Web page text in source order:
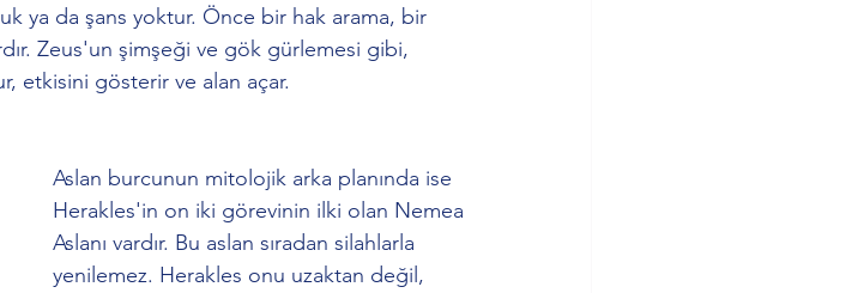
ya da şans yoktur. Önce bir hak arama, bir
Zeus'un şimşeği ve gök gürlemesi gibi,
etkisini gösterir ve alan açar.
Aslan burcunun mitolojik arka planında ise
Herakles'in on iki görevinin ilki olan Nemea
Aslanı vardır. Bu aslan sıradan silahlarla
yenilemez. Herakles onu uzaktan değil,